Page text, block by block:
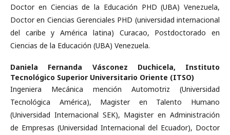
Doctor en Ciencias de la Educación PHD (UBA) Venezuela,
Doctor en Ciencias Gerenciales PHD (universidad internacional
del caribe y América latina) Curacao, Postdoctorado en
Ciencias de la Educación (UBA) Venezuela.
Daniela Fernanda Vásconez Duchicela, Instituto
Tecnológico Superior Universitario Oriente (ITSO)
Ingeniera Mecánica mención Automotriz (Universidad
Tecnológica América), Magister en Talento Humano
(Universidad Internacional SEK), Magister en Administración
de Empresas (Universidad Internacional del Ecuador), Doctor